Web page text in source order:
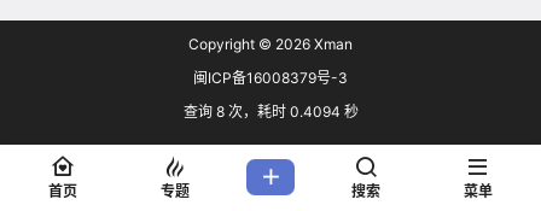
Copyright © 2026 Xman
闽ICP备16008379号-3
查询 8 次，耗时 0.4094 秒
首页 专题 搜索 菜单